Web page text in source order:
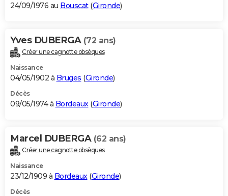
24/09/1976 au Bouscat(Gironde)
Yves DUBERGA (72 ans)
Créer une cagnotte obsèques
Naissance
04/05/1902 à Bruges (Gironde)
Décès
09/05/1974 à Bordeaux(Gironde)
Marcel DUBERGA (62 ans)
Créer une cagnotte obsèques
Naissance
23/12/1909 à Bordeaux (Gironde)
Décès